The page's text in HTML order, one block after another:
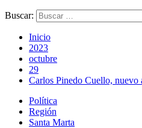
Buscar:
Inicio
2023
octubre
29
Carlos Pinedo Cuello, nuevo
Política
Región
Santa Marta